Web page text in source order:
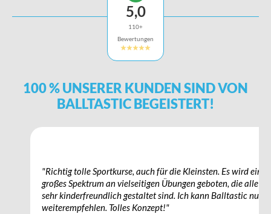
5,0
110+
Bewertungen
100 % UNSERER KUNDEN SIND VON
BALLTASTIC BEGEISTERT!
"Richtig tolle Sportkurse, auch für die Kleinsten. Es wird ein
großes Spektrum an vielseitigen Übungen geboten, die alle
sehr kinderfreundlich gestaltet sind. Ich kann Balltastic nur
weiterempfehlen. Tolles Konzept!"